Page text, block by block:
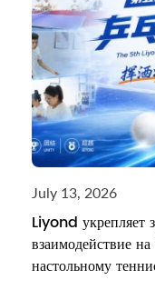
July 13, 2026
Liyond укрепляет
взаимодействие
настольному